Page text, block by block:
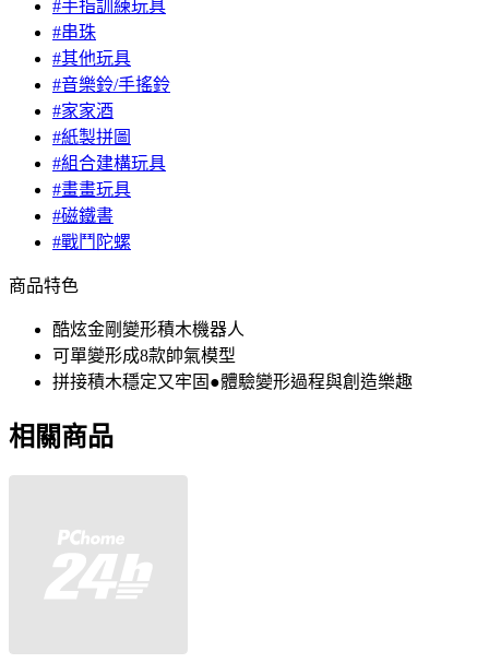
#手指訓練玩具
#串珠
#其他玩具
#音樂鈴/手搖鈴
#家家酒
#紙製拼圖
#組合建構玩具
#畫畫玩具
#磁鐵書
#戰鬥陀螺
商品特色
酷炫金剛變形積木機器人
可單變形成8款帥氣模型
拼接積木穩定又牢固●體驗變形過程與創造樂趣
相關商品